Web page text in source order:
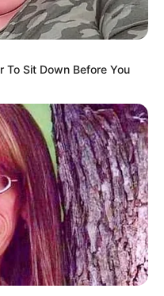
To Sit Down Before You